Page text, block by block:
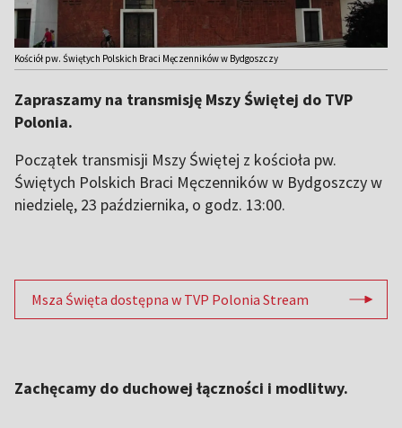
Kościół pw. Świętych Polskich Braci Męczenników w Bydgoszczy
Zapraszamy na transmisję Mszy Świętej do TVP
Polonia.
Początek transmisji Mszy Świętej z kościoła pw.
Świętych Polskich Braci Męczenników w Bydgoszczy w
niedzielę, 23 października, o godz. 13:00.
Msza Święta dostępna w TVP Polonia Stream
Zachęcamy do duchowej łączności i modlitwy.